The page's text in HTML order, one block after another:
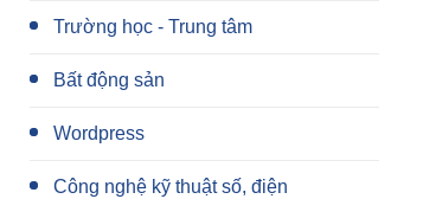
Trường học - Trung tâm
Bất động sản
Wordpress
Công nghệ kỹ thuật số, điện